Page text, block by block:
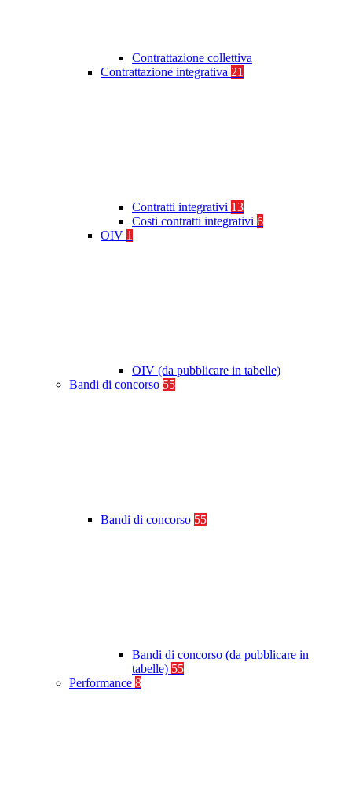
Contrattazione collettiva
Contrattazione integrativa 21
Contratti integrativi 13
Costi contratti integrativi 6
OIV 1
OIV (da pubblicare in tabelle)
Bandi di concorso 55
Bandi di concorso 55
Bandi di concorso (da pubblicare in
tabelle) 55
Performance 8